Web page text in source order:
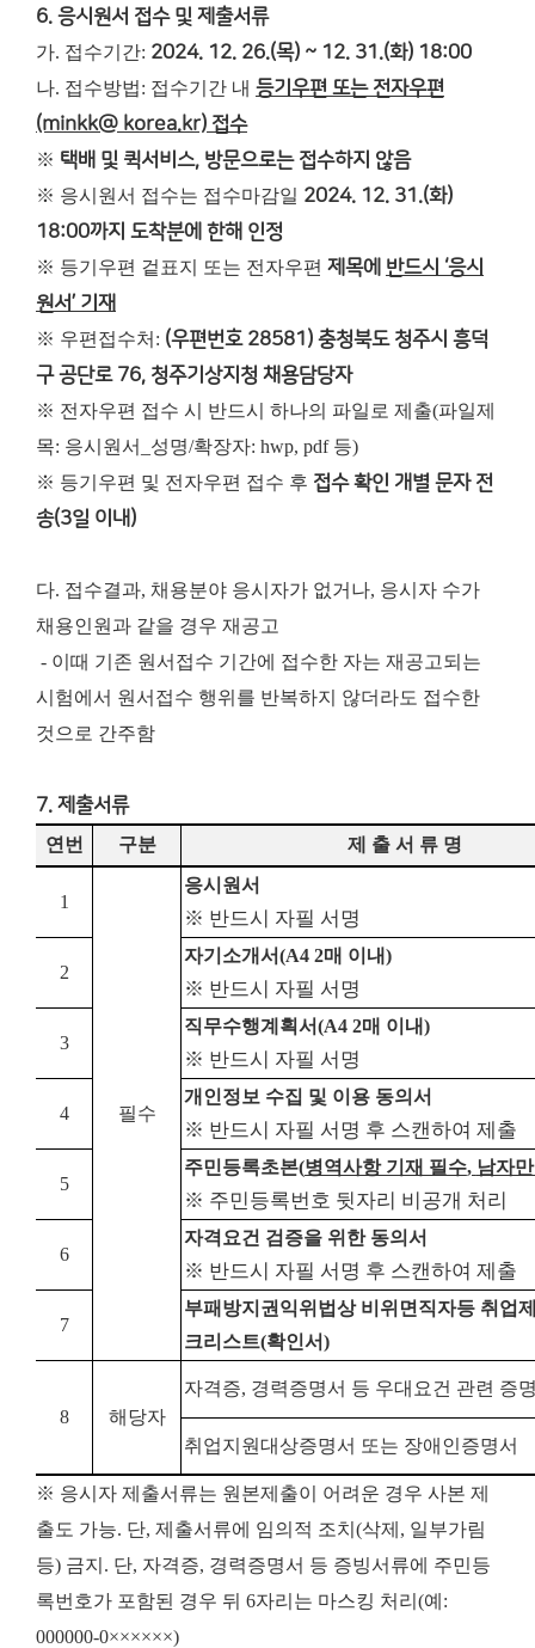
6. 응시원서 접수 및 제출서류
가. 접수기간: 2024. 12. 26.(목) ~ 12. 31.(화) 18:00
나. 접수방법: 접수기간 내 등기우편 또는 전자우편
(minkk@ korea.kr) 접수
※ 택배 및 퀵서비스, 방문으로는 접수하지 않음
※ 응시원서 접수는 접수마감일 2024. 12. 31.(화)
18:00까지 도착분에 한해 인정
※ 등기우편 겉표지 또는 전자우편 제목에 반드시 ‘응시
원서’ 기재
※ 우편접수처: (우편번호 28581) 충청북도 청주시 흥덕
구 공단로 76, 청주기상지청 채용담당자
※ 전자우편 접수 시 반드시 하나의 파일로 제출(파일제
목: 응시원서_성명/확장자: hwp, pdf 등)
※ 등기우편 및 전자우편 접수 후 접수 확인 개별 문자 전
송(3일 이내)
다. 접수결과, 채용분야 응시자가 없거나, 응시자 수가
채용인원과 같을 경우 재공고
- 이때 기존 원서접수 기간에 접수한 자는 재공고되는
시험에서 원서접수 행위를 반복하지 않더라도 접수한
것으로 간주함
7. 제출서류
연번 구분 제 출 서 류 명
1
필수
응시원서
※ 반드시 자필 서명
2
자기소개서(A4 2매 이내)
※ 반드시 자필 서명
3
직무수행계획서(A4 2매 이내)
※ 반드시 자필 서명
4
개인정보 수집 및 이용 동의서
※ 반드시 자필 서명 후 스캔하여 제출
5
주민등록초본(병역사항 기재 필수, 남자
※ 주민등록번호 뒷자리 비공개 처리
6
자격요건 검증을 위한 동의서
※ 반드시 자필 서명 후 스캔하여 제출
7
부패방지권익위법상 비위면직자등 취업
크리스트(확인서)
8 해당자
자격증, 경력증명서 등 우대요건 관련 증
취업지원대상증명서 또는 장애인증명서
※ 응시자 제출서류는 원본제출이 어려운 경우 사본 제
출도 가능. 단, 제출서류에 임의적 조치(삭제, 일부가림
등) 금지. 단, 자격증, 경력증명서 등 증빙서류에 주민등
록번호가 포함된 경우 뒤 6자리는 마스킹 처리(예:
000000-0××××××)